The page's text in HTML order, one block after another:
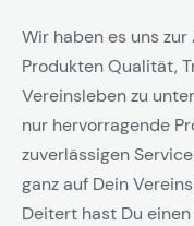
Wir haben es uns
Produkten Qualität,
Vereinsleben zu
nur hervorragende
zuverlässigen
ganz auf Dein
Deitert hast Du